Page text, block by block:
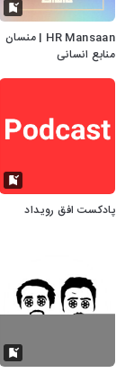
HR Mansaan | منسان
منابع انسانی
پادکست افق رویداد